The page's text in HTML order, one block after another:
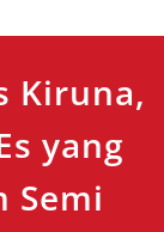
Kiruna,
yang
Semi